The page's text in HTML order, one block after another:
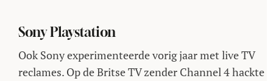
Sony Playstation
Ook Sony experimenteerde vorig jaar met live TV
reclames. Op de Britse TV zender Channel 4 hackte